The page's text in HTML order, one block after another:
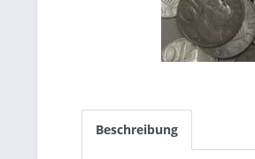
Beschreibung